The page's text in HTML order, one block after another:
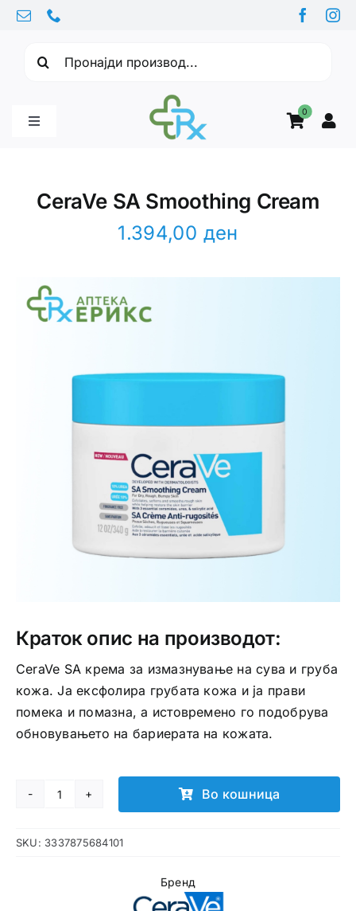
Skip
content
0
Toggle
Интимно здравје
Медицински апрати
Нега на кожа
CeraVe SA Smoothing Cream
1.394,00 ден
Краток опис на производот:
CeraVe SA крема за измазнување на сува и груба
кожа. Ја ексфолира грубата кожа и ја прави
помека и помазна, а истовремено го подобрува
обновувањето на бариерата на кожата.
CeraVe
Smoothing
Во кошница
SKU: 3337875684101
Бренд